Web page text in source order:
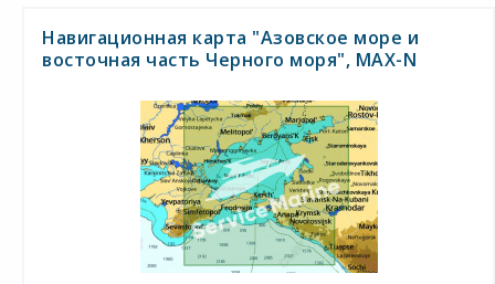
Навигационная карта "Азовское море и
восточная часть Черного моря", MAX-N